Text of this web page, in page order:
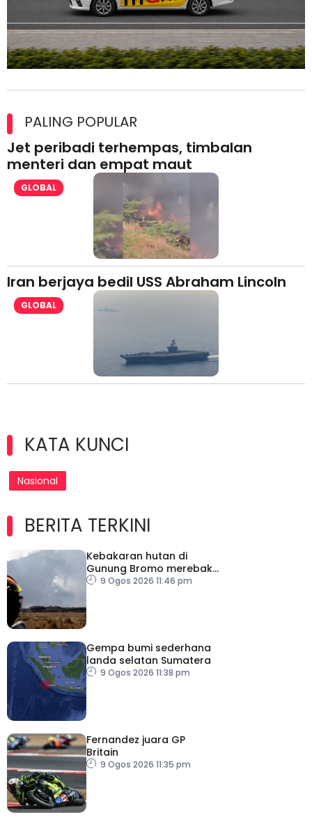
lesen separuh pertama 2026
PALING POPULAR
Jet peribadi terhempas, timbalan
menteri dan empat maut
GLOBAL
Iran berjaya bedil USS Abraham Lincoln
GLOBAL
KATA KUNCI
Nasional
BERITA TERKINI
Kebakaran hutan di
Gunung Bromo merebak
hingga 520 hektar
9 Ogos 2026 11:46 pm
Gempa bumi sederhana
landa selatan Sumatera
9 Ogos 2026 11:38 pm
Fernandez juara GP
Britain
9 Ogos 2026 11:35 pm